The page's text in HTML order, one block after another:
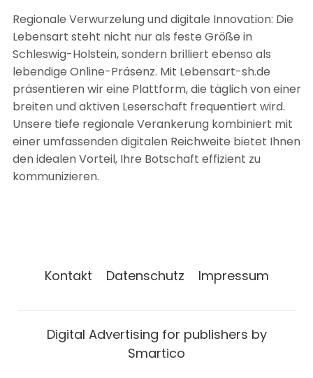
Regionale Verwurzelung und digitale Innovation: Die
Lebensart steht nicht nur als feste Größe in
Schleswig-Holstein, sondern brilliert ebenso als
lebendige Online-Präsenz. Mit Lebensart-sh.de
präsentieren wir eine Plattform, die täglich von einer
breiten und aktiven Leserschaft frequentiert wird.
Unsere tiefe regionale Verankerung kombiniert mit
einer umfassenden digitalen Reichweite bietet Ihnen
den idealen Vorteil, Ihre Botschaft effizient zu
kommunizieren.
Kontakt Datenschutz Impressum
Digital Advertising for publishers by
Smartico